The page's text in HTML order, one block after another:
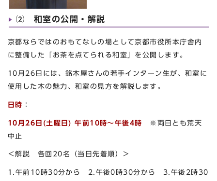
⑵ 和室の公開・解説
京都ならではのおもてなしの場として京都市役所本庁舎内
に整備した「お茶を点てられる和室」を公開します。
10月26日には、銘木屋さんの若手インターン生が、和室に
使用した木の魅力、和室の見方を解説します。
日時 ：
10月26日(土曜日) 午前10時～午後4時
※両日とも荒天
中止
＜解説 各回20名（当日先着順）＞
1.午前10時30分から 2.午後0時30分から 3.午後2時30